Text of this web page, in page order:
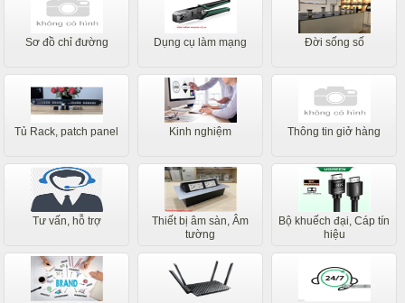
Sơ đồ chỉ đường Dụng cụ làm mạng Đời sống số
Tủ Rack, patch panel Kinh nghiệm Thông tin giở hàng
Tư vấn, hỗ trợ
Thiết bị âm sàn, Âm
tường
Bộ khuếch đại, Cáp tín
hiệu